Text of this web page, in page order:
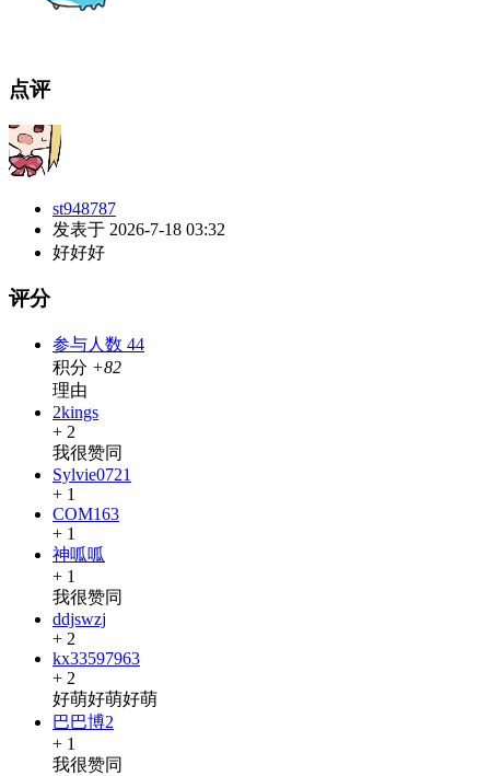
点评
st948787
发表于 2026-7-18 03:32
好好好
评分
参与人数 44
积分 +82
理由
2kings
+ 2
我很赞同
Sylvie0721
+ 1
COM163
+ 1
神呱呱
+ 1
我很赞同
ddjswzj
+ 2
kx33597963
+ 2
好萌好萌好萌
巴巴博2
+ 1
我很赞同